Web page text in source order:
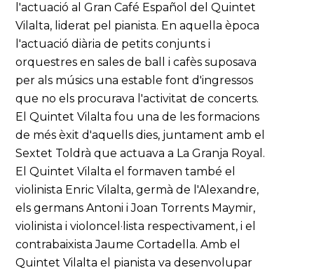
l'actuació al Gran Café Español del Quintet
Vilalta, liderat pel pianista. En aquella època
l'actuació diària de petits conjunts i
orquestres en sales de ball i cafès suposava
per als músics una estable font d'ingressos
que no els procurava l'activitat de concerts.
El Quintet Vilalta fou una de les formacions
de més èxit d'aquells dies, juntament amb el
Sextet Toldrà que actuava a La Granja Royal.
El Quintet Vilalta el formaven també el
violinista Enric Vilalta, germà de l'Alexandre,
els germans Antoni i Joan Torrents Maymir,
violinista i violoncel·lista respectivament, i el
contrabaixista Jaume Cortadella. Amb el
Quintet Vilalta el pianista va desenvolupar